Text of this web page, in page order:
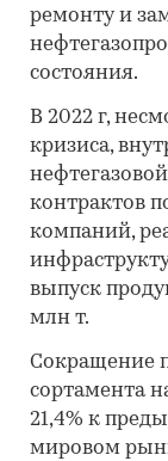
ремонту и
состояния.
В 2022 г,
кризиса,
контрактов
компаний,
выпуск
млн т.
Сокращение
сортамента
21,4% к
мировом